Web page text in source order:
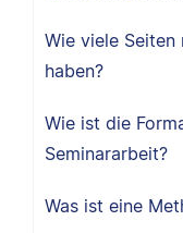
Wie viele Seiten
haben?
Wie ist die
Seminararbeit?
Was ist eine